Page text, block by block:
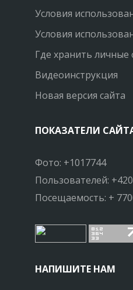
Условия
Условия
Где хранить личные
Видеоинструкция
Новая версия сайта
ПОКАЗАТЕЛИ
Фото: +1017744
Пользователей:
Посещаемость: +
НАПИШИТЕ НАМ